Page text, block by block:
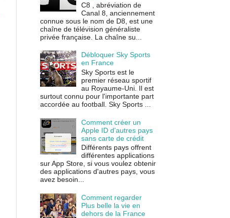
C8 , abréviation de
Canal 8, anciennement
connue sous le nom de D8, est une
chaîne de télévision généraliste
privée française. La chaîne su...
Débloquer Sky Sports
en France
Sky Sports est le
premier réseau sportif
au Royaume-Uni. Il est
surtout connu pour l'importante part
accordée au football. Sky Sports ...
Comment créer un
Apple ID d'autres pays
sans carte de crédit
Différents pays offrent
différentes applications
sur App Store, si vous voulez obtenir
des applications d'autres pays, vous
avez besoin...
Comment regarder
Plus belle la vie en
dehors de la France